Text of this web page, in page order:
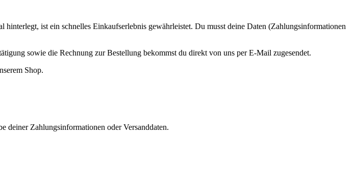
ist ein schnelles Einkaufserlebnis gewährleistet. Du musst deine Daten (Zahlungsinformationen
sowie die Rechnung zur Bestellung bekommst du direkt von uns per E-Mail zugesendet.
Shop.
deiner Zahlungsinformationen oder Versanddaten.